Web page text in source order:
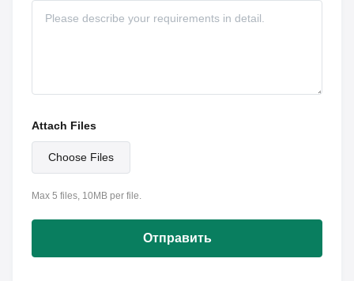
Attach Files
Choose Files
Max 5 files, 10MB per file.
Отправить